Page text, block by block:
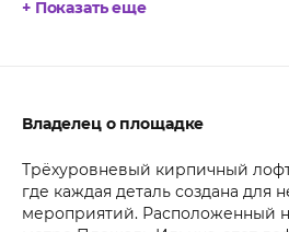
+ Показать еще
Владелец о площадке
Трёхуровневый кирпичный
где каждая деталь создана для
мероприятий. Расположенный